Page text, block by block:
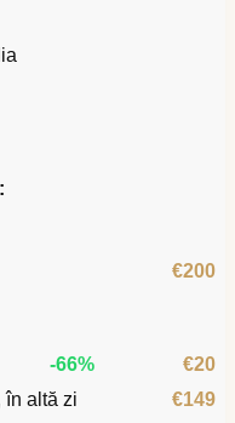
€200
-66%
€20
în altă zi
€149